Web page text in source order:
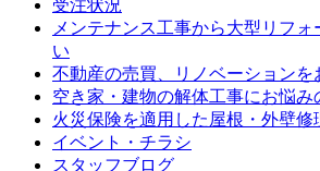
受注状況
メンテナンス工事から大型リフォ
い
不動産の売買、リノベーションを
空き家・建物の解体工事にお悩み
火災保険を適用した屋根・外壁修
イベント・チラシ
スタッフブログ